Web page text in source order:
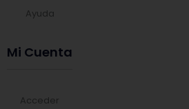
Ayuda
Mi Cuenta
Acceder